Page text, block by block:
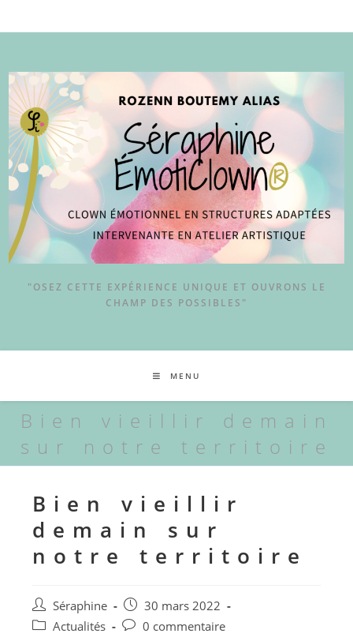
"OSEZ CETTE EXPÉRIENCE UNIQUE ET OUVRONS LE
CHAMP DES POSSIBLES"
MENU
Bien vieillir demain
sur notre territoire
Bien vieillir
demain sur
notre territoire
Séraphine
30 mars 2022
Actualités
0 commentaire